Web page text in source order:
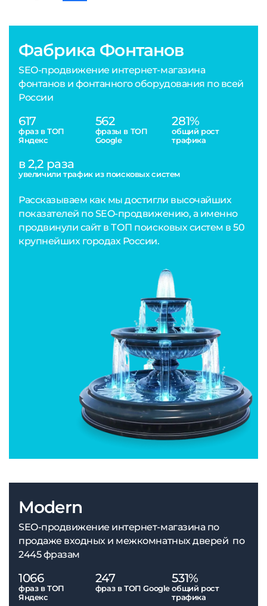
Фабрика Фонтанов
SEO-продвижение интернет-магазина
фонтанов и фонтанного оборудования по всей
России
617
фраз в ТОП
Яндекс
562
фразы в ТОП
Google
281%
общий рост
трафика
в 2,2 раза
увеличили трафик из поисковых систем
Рассказываем как мы достигли высочайших
показателей по SEO-продвижению, а именно
продвинули сайт в ТОП поисковых систем в 50
крупнейших городах России.
Modern
SEO-продвижение интернет-магазина по
продаже входных и межкомнатных дверей по
2445 фразам
1066
фраз в ТОП
Яндекс
247
фраз в ТОП Google
531%
общий рост
трафика